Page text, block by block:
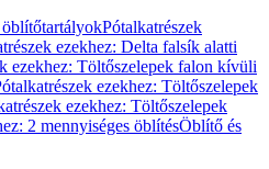
Pótalkatrészek
ezekhez: Delta falsík alatti
ezekhez: Töltőszelepek falon kívüli
ezekhez: Töltőszelepek
ezekhez: Töltőszelepek
2 mennyiséges öblítésÖblítő és